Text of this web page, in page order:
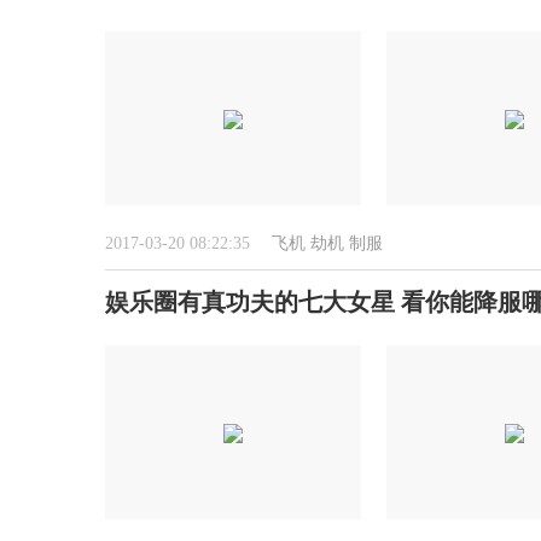
2017-03-20 08:22:35 飞机 劫机 制服
娱乐圈有真功夫的七大女星 看你能降服